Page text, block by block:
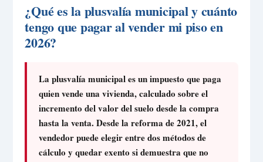
¿Qué es la plusvalía municipal y cuánto
tengo que pagar al vender mi piso en
2026?
La plusvalía municipal es un impuesto que paga
quien vende una vivienda, calculado sobre el
incremento del valor del suelo desde la compra
hasta la venta. Desde la reforma de 2021, el
vendedor puede elegir entre dos métodos de
cálculo y quedar exento si demuestra que no